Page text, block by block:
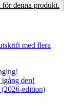
för denna produkt.
med flera
den!
edition)